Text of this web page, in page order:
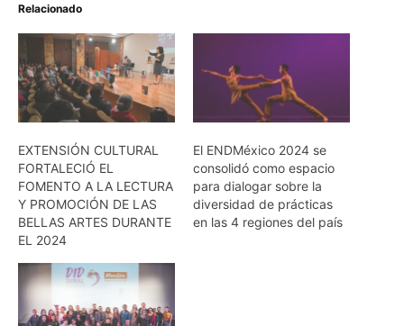
Relacionado
EXTENSIÓN CULTURAL
FORTALECIÓ EL
FOMENTO A LA LECTURA
Y PROMOCIÓN DE LAS
BELLAS ARTES DURANTE
EL 2024
El ENDMéxico 2024 se
consolidó como espacio
para dialogar sobre la
diversidad de prácticas
en las 4 regiones del país